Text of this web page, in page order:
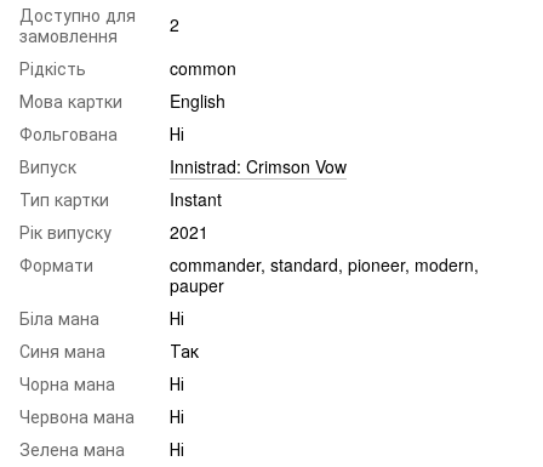
Доступно для
замовлення
2
Рідкість
common
Мова картки
English
Фольгована
Ні
Випуск
Innistrad: Crimson Vow
Тип картки
Instant
Рік випуску
2021
Формати
commander, standard, pioneer, modern,
pauper
Біла мана
Ні
Синя мана
Так
Чорна мана
Ні
Червона мана
Ні
Зелена мана
Ні